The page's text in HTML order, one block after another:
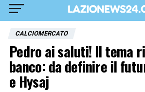
CALCIOMERCATO
Pedro ai saluti! Il tema
banco: da definire il
e Hysaj